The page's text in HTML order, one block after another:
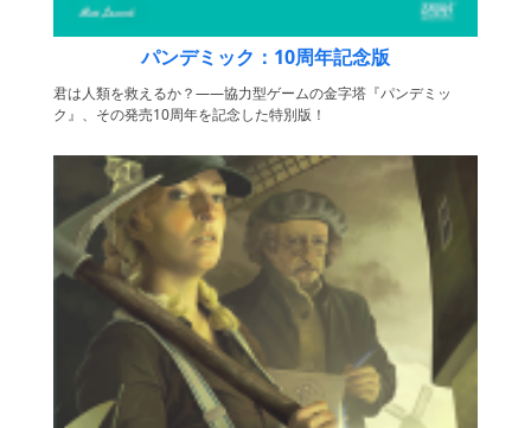
パンデミック：10周年記念版
君は人類を救えるか？――協力型ゲームの金字塔『パンデミッ
ク』、その発売10周年を記念した特別版！